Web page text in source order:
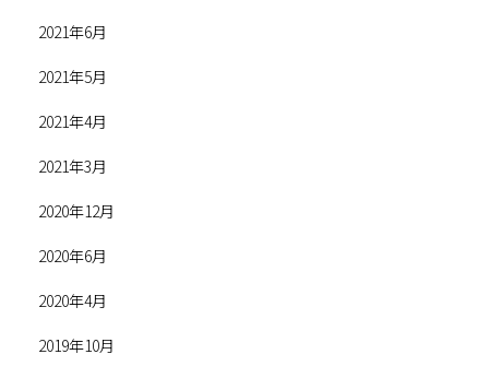
2021年6月
2021年5月
2021年4月
2021年3月
2020年12月
2020年6月
2020年4月
2019年10月